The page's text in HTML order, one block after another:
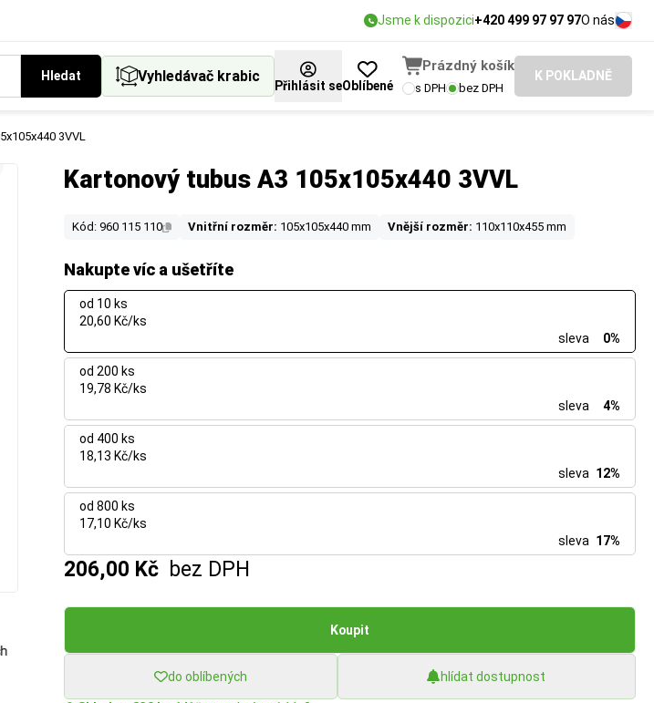
Jsme k dispozici+420 499 97 97 97O nás
Hledat Vyhledávač krabic
Přihlásit seOblíbené
Prázdný košík
s DPH bez DPH
K POKLADNĚ
3VVL
Kartonový tubus A3 105x105x440 3VVL
Kód: 960 115 110 Vnitřní rozměr: 105x105x440 mm Vnější rozměr: 110x110x455 mm
Nakupte víc a ušetříte
od 10 ks
20,60 Kč/ks
sleva
0%
od 200 ks
19,78 Kč/ks
sleva
4%
od 400 ks
18,13 Kč/ks
sleva 12%
od 800 ks
17,10 Kč/ks
sleva 17%
206,00 Kč bez DPH
Koupit
do oblíbených hlídat dostupnost